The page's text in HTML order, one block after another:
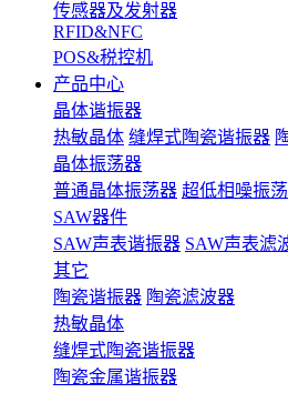
传感器及发射器
RFID&NFC
POS&税控机
产品中心
晶体谐振器
热敏晶体 缝焊式陶瓷谐振器
晶体振荡器
普通晶体振荡器 超低相噪振
SAW器件
SAW声表谐振器 SAW声表滤
其它
陶瓷谐振器 陶瓷滤波器
热敏晶体
缝焊式陶瓷谐振器
陶瓷金属谐振器